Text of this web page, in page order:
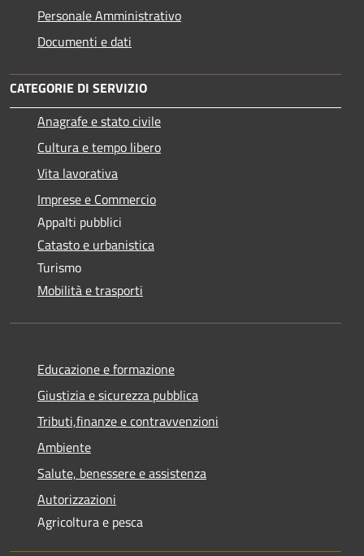
Personale Amministrativo
Documenti e dati
CATEGORIE DI SERVIZIO
Anagrafe e stato civile
Cultura e tempo libero
Vita lavorativa
Imprese e Commercio
Appalti pubblici
Catasto e urbanistica
Turismo
Mobilità e trasporti
Educazione e formazione
Giustizia e sicurezza pubblica
Tributi,finanze e contravvenzioni
Ambiente
Salute, benessere e assistenza
Autorizzazioni
Agricoltura e pesca